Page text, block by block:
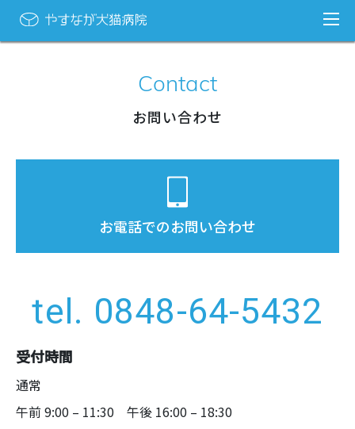
Contact
お問い合わせ
お電話でのお問い合わせ
tel. 0848-64-5432
受付時間
通常
午前 9:00 – 11:30 午後 16:00 – 18:30